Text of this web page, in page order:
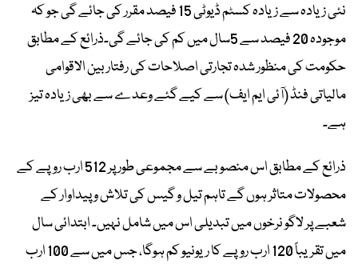
نئی زیادہ سے زیادہ کسٹم ڈیوٹی 15 فیصد مقرر کی جائے گی جو کہ
موجودہ 20 فیصد سے 5سال میں کم کی جائے گی۔ذرائع کے مطابق
حکومت کی منظور شدہ تجارتی اصلاحات کی رفتار بین الاقوامی
مالیاتی فنڈ (آئی ایم ایف) سے کیے گئے وعدے سے بھی زیادہ تیز
ہے۔
ذرائع کے مطابق اس منصوبے سے مجموعی طور پر 512 ارب روپے کے
محصولات متاثر ہوں گے تاہم تیل و گیس کی تلاش و پیداوار کے
شعبے پر لاگو نرخوں میں تبدیلی اس میں شامل نہیں۔ ابتدائی سال
میں تقریباً 120 ارب روپے کا ریونیو کم ہوگا، جس میں سے 100 ارب